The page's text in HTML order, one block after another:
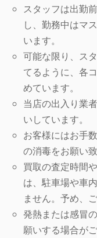
スタッフは出勤
し、勤務中はマ
います。
可能な限り、ス
てるように、各
めています。
当店の出入り業
いしています。
お客様にはお手
の消毒をお願い致
買取の査定時間
は、駐車場や車
ません。予め、
発熱または感冒
願いする場合が